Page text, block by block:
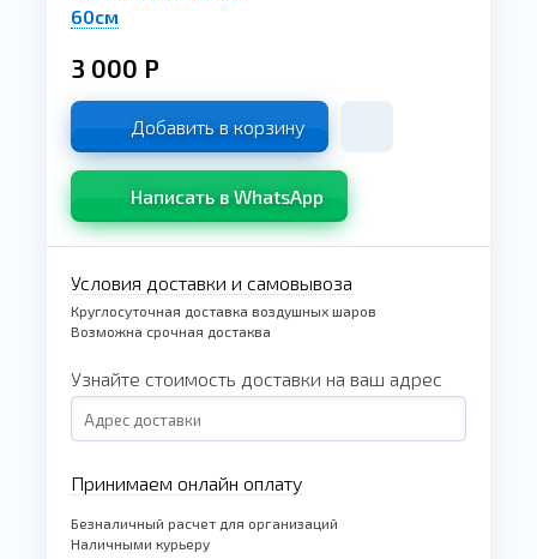
60см
3 000 Р
Добавить в корзину
Написать в WhatsApp
Условия доставки и самовывоза
Круглосуточная доставка воздушных шаров
Возможна срочная достаква
Узнайте стоимость доставки на ваш адрес
Принимаем онлайн оплату
Безналичный расчет для организаций
Наличными курьеру